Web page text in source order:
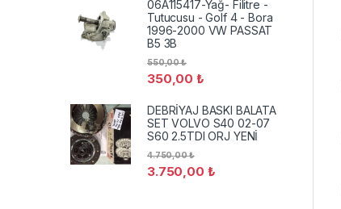
06A115417-Yağ- Filitre -
Tutucusu - Golf 4 - Bora
1996-2000 VW PASSAT
B5 3B
350,00₺
550,00₺
DEBRİYAJ BASKI BALATA
SET VOLVO S40 02-07
S60 2.5TDI ORJ YENİ
3.750,00 ₺
4.750,00₺